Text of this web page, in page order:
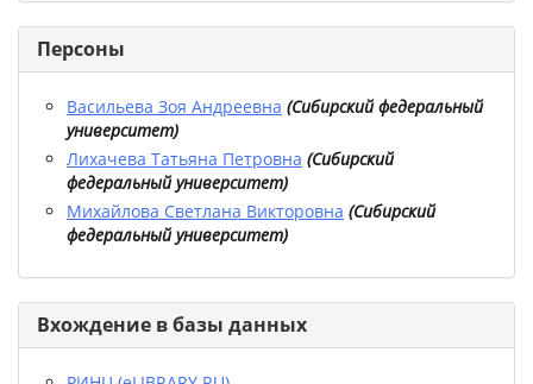
Персоны
Васильева Зоя Андреевна (Сибирский федеральный
университет)
Лихачева Татьяна Петровна (Сибирский
федеральный университет)
Михайлова Светлана Викторовна (Сибирский
федеральный университет)
Вхождение в базы данных